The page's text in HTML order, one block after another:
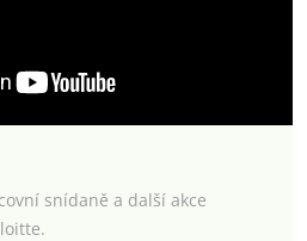
snídaně a další akce